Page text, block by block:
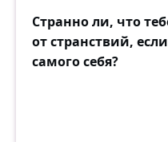
Странно ли, что
от странствий,
самого себя?